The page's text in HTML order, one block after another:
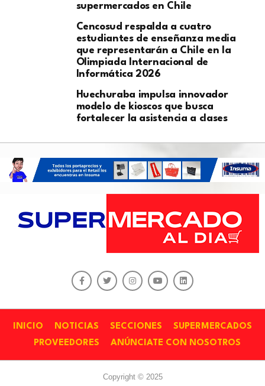
supermercados en Chile
Cencosud respalda a cuatro
estudiantes de enseñanza media
que representarán a Chile en la
Olimpiada Internacional de
Informática 2026
Huechuraba impulsa innovador
modelo de kioscos que busca
fortalecer la asistencia a clases
INICIO NOTICIAS SECCIONES
SUPERMERCADOS
PROVEEDORES
ANÚNCIATE CON NOSOTROS
Copyright © 2025